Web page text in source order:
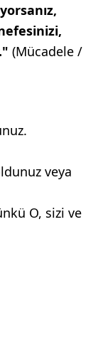
(Mücadele /
veya
O, sizi ve